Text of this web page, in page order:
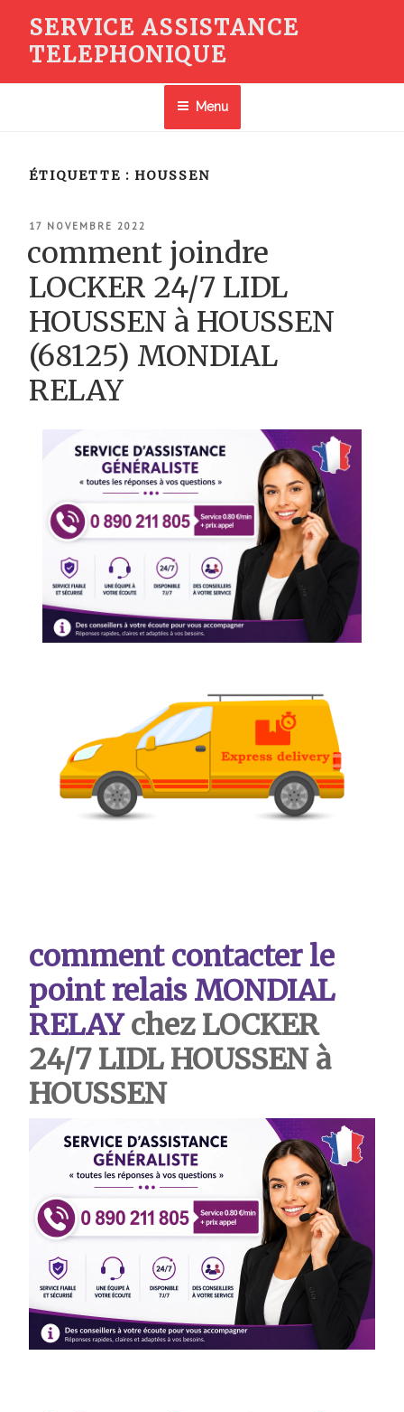
contenu
SERVICE ASSISTANCE
TELEPHONIQUE
Menu
ÉTIQUETTE : HOUSSEN
PUBLIÉ
17 NOVEMBRE 2022
comment joindre
LOCKER 24/7 LIDL
HOUSSEN à HOUSSEN
(68125) MONDIAL
RELAY
comment contacter le
point relais MONDIAL
RELAYchez LOCKER
24/7 LIDL HOUSSEN à
HOUSSEN